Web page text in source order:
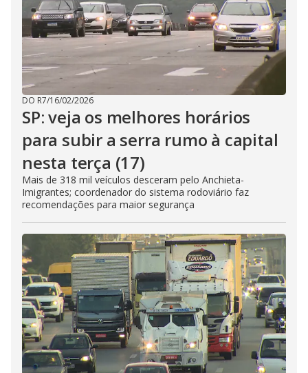
DO R7/16/02/2026
SP: veja os melhores horários
para subir a serra rumo à capital
nesta terça (17)
Mais de 318 mil veículos desceram pelo Anchieta-
Imigrantes; coordenador do sistema rodoviário faz
recomendações para maior segurança